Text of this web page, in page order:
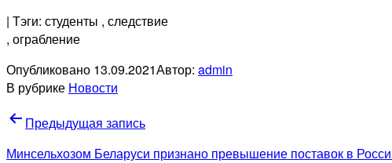
| Тэги: студенты , следствие
, ограбление
Опубликовано 13.09.2021Автор: admin
В рубрике Новости
Навигация
по
Предыдущая запись
Минсельхозом Беларуси признано превышение поставок в